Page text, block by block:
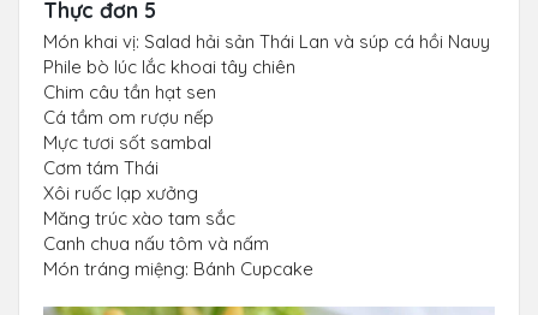
Thực đơn 5
Món khai vị: Salad hải sản Thái Lan và súp cá hồi Nauy
Phile bò lúc lắc khoai tây chiên
Chim câu tần hạt sen
Cá tầm om rượu nếp
Mực tươi sốt sambal
Cơm tám Thái
Xôi ruốc lạp xưởng
Măng trúc xào tam sắc
Canh chua nấu tôm và nấm
Món tráng miệng: Bánh Cupcake